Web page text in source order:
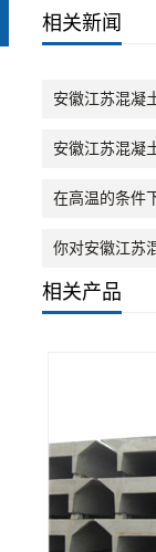
相关新闻
安徽江苏混凝
安徽江苏混凝
在高温的条件
你对安徽江苏
相关产品